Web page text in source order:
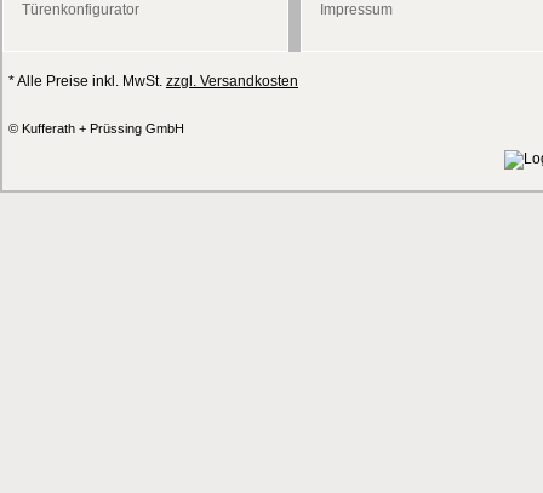
Türenkonfigurator
Impressum
* Alle Preise inkl. MwSt. zzgl. Versandkosten
© Kufferath + Prüssing GmbH